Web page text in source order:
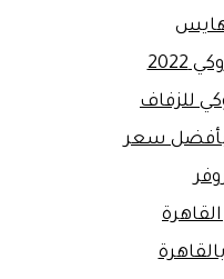
هايس
للزفاف
بأفضل سعر